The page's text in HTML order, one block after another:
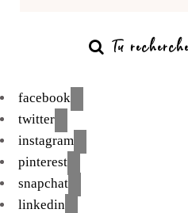
facebook
twitter
instagram
pinterest
snapchat
linkedin